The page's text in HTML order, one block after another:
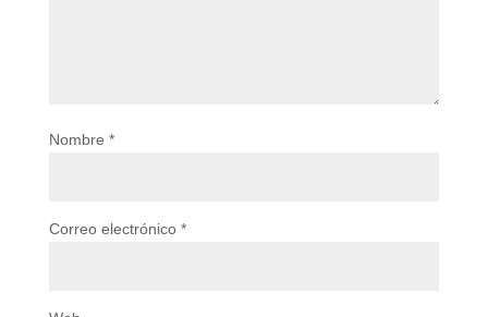
Nombre *
Correo electrónico *